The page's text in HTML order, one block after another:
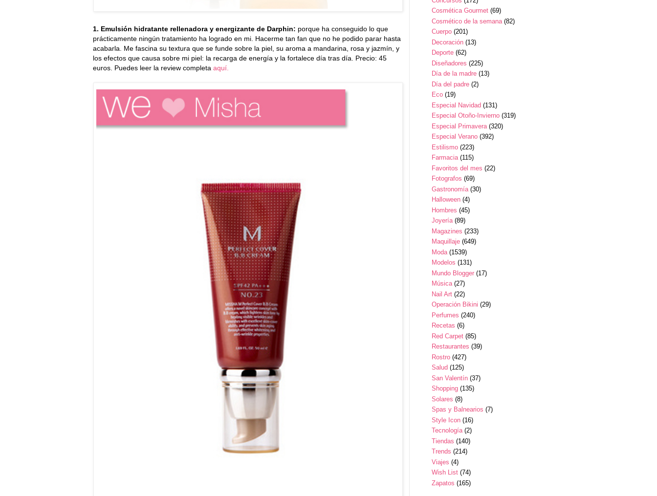
1. Emulsión hidratante rellenadora y energizante de Darphin: porque ha conseguido lo que
prácticamente ningún tratamiento ha logrado en mi. Hacerme tan fan que no he podido parar hasta
acabarla. Me fascina su textura que se funde sobre la piel, su aroma a mandarina, rosa y jazmín, y
los efectos que causa sobre mi piel: la recarga de energía y la fortalece día tras día.
Precio: 45
euros. Puedes leer la review completa aquí.
Cosmética Gourmet (69)
Cosmético de la semana (82)
Cuerpo (201)
Decoración (13)
Deporte (62)
Diseñadores (225)
Día de la madre (13)
Día del padre (2)
Eco (19)
Especial Navidad (131)
Especial Otoño-Invierno (319)
Especial Primavera (320)
Especial Verano (392)
Estilismo (223)
Farmacia (115)
Favoritos del mes (22)
Fotografos (69)
Gastronomía (30)
Halloween (4)
Hombres (45)
Joyería (89)
Magazines (233)
Maquillaje (649)
Moda (1539)
Modelos (131)
Mundo Blogger (17)
Música (27)
Nail Art (22)
Operación Bikini (29)
Perfumes (240)
Recetas (6)
Red Carpet (85)
Restaurantes (39)
Rostro (427)
Salud (125)
San Valentín (37)
Shopping (135)
Solares (8)
Spas y Balnearios (7)
Style Icon (16)
Tecnología (2)
Tiendas (140)
Trends (214)
Viajes (4)
Wish List (74)
Zapatos (165)